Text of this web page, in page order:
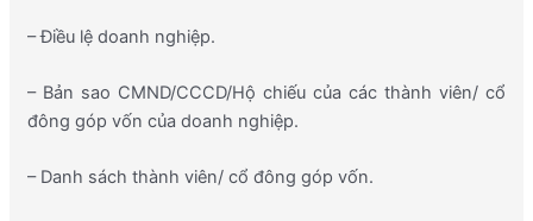
– Điều lệ doanh nghiệp.
– Bản sao CMND/CCCD/Hộ chiếu của các thành viên/ cổ
đông góp vốn của doanh nghiệp.
– Danh sách thành viên/ cổ đông góp vốn.